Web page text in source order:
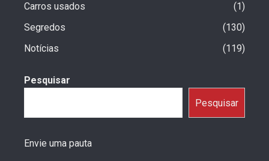
Carros usados
1
Segredos
130
Notícias
119
Pesquisar
Pesquisar
Envie uma pauta